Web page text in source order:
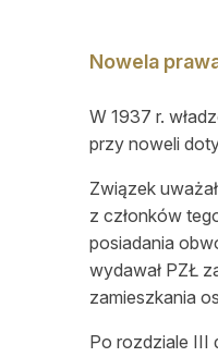
Nowela
W 1937 r.
przy noweli
Związek
z członków
posiadania
wydawał PZŁ
zamieszkania
Po rozdziale III